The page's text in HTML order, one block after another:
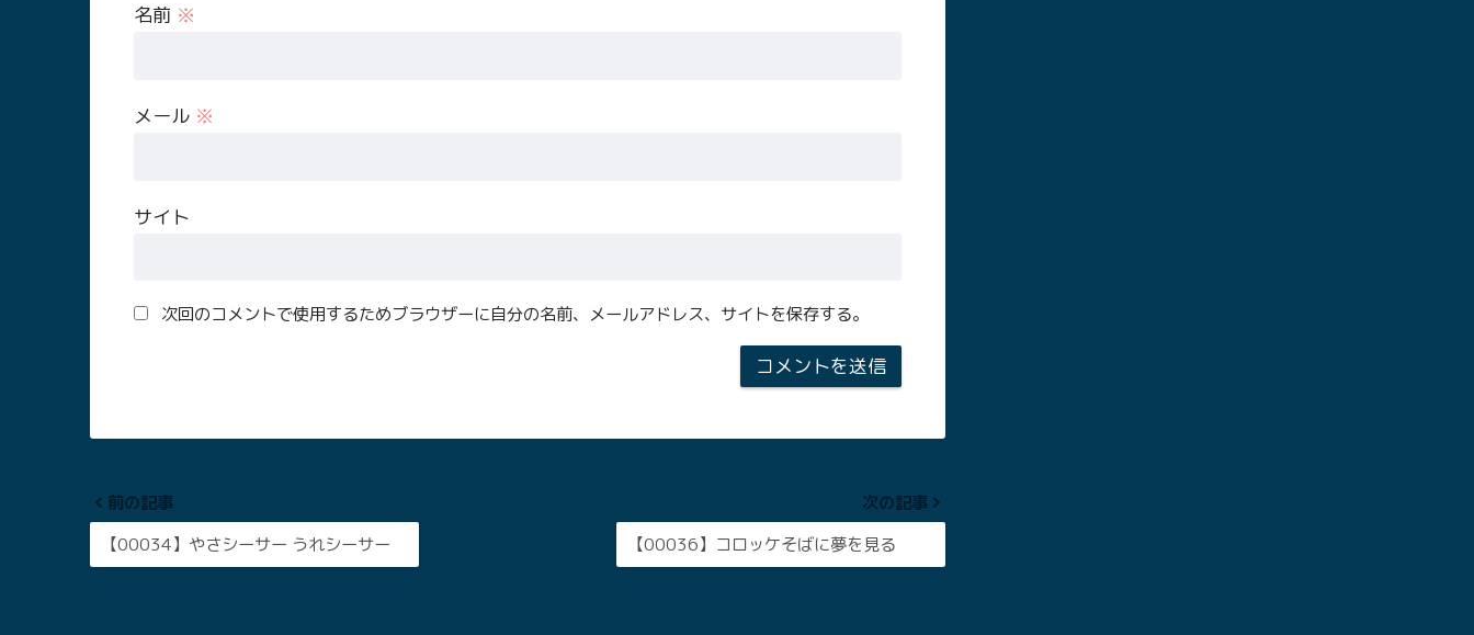
名前 ※
メール ※
サイト
次回のコメントで使用するためブラウザーに自分の名前、メールアドレス、サイトを保存する。
前の記事
【00034】やさシーサー うれシーサー
次の記事
【00036】コロッケそばに夢を見る